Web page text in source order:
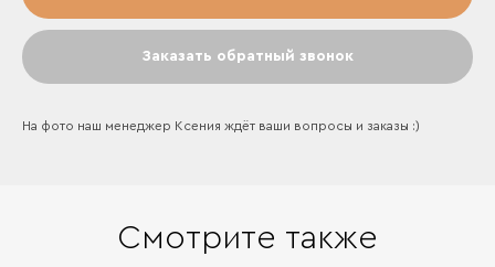
Заказать обратный звонок
На фото наш менеджер Ксения ждёт ваши вопросы и заказы :)
Смотрите также